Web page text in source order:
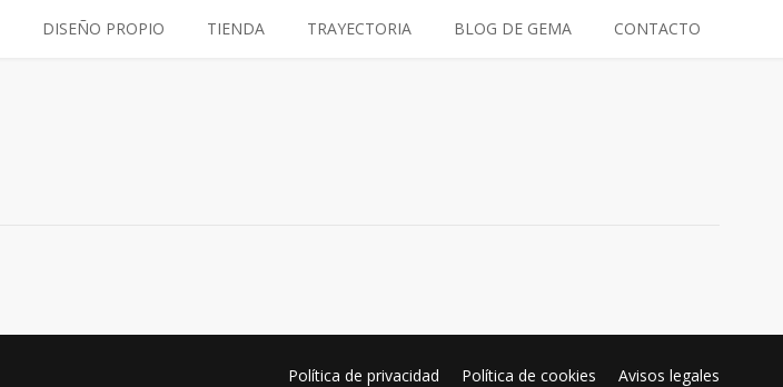
DISEÑO PROPIO TIENDA TRAYECTORIA BLOG DE GEMA CONTACTO
Política de privacidad Política de cookies Avisos legales